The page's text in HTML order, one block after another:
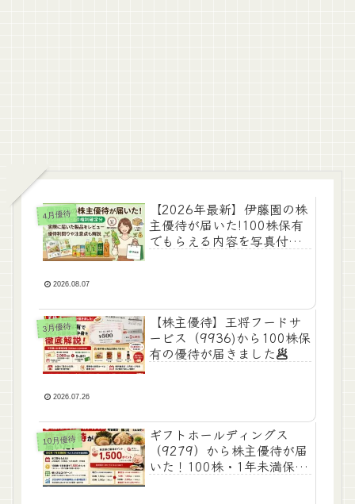
4月優待
【2026年最新】伊藤園の株
主優待が届いた!100株保有
でもらえる内容を写真付き
2026.08.07
3月優待
【株主優待】王将フードサ
ービス（9936)から100株保
有の優待が届きました🥟
2026.07.26
10月優待
ギフトホールディングス
（9279）から株主優待が届
いた！100株・1年未満保有